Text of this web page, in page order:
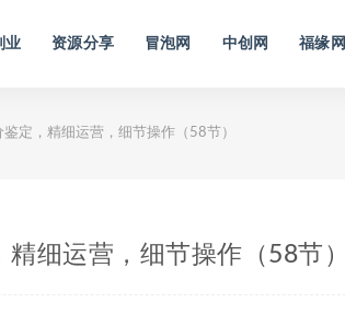
业 资源分享 冒泡网 中创网 福缘网
定，精细运营，细节操作（58节）
细运营，细节操作（58节）